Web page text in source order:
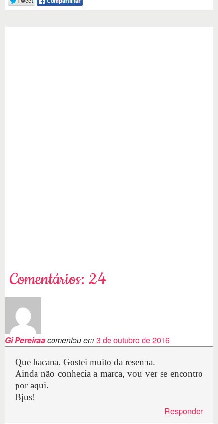
Comentários: 24
Gi Pereiraacomentou em 3 de outubro de 2016
Que bacana. Gostei muito da resenha.
Ainda não conhecia a marca, vou ver se encontro
por aqui.
Bjus!
Responder